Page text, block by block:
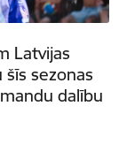
Latvijas
sezonas
dalību